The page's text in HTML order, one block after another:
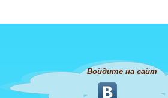
Войдите на сайт